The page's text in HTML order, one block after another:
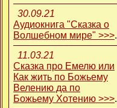
30.09.21
Аудиокнига "Сказка о
Волшебном мире" >>>.
11.03.21
Сказка про Емелю или
Как жить по Божьему
Велению да по
Божьему Хотению >>>.